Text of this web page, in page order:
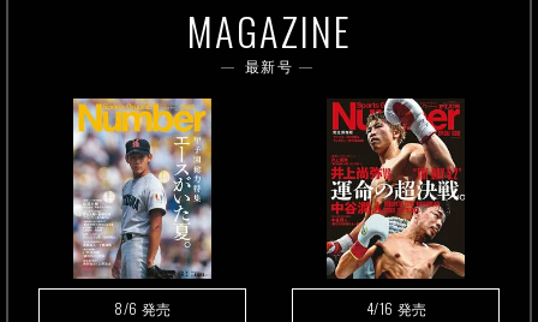
MAGAZINE
最新号
8/6 発売 4/16 発売